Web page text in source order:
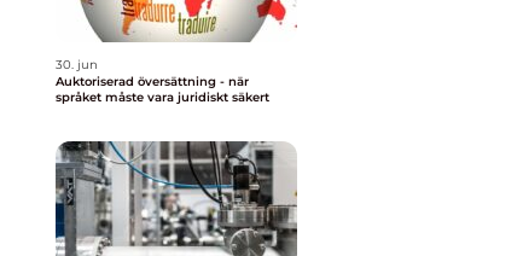
30. jun
Auktoriserad översättning - när
språket måste vara juridiskt säkert